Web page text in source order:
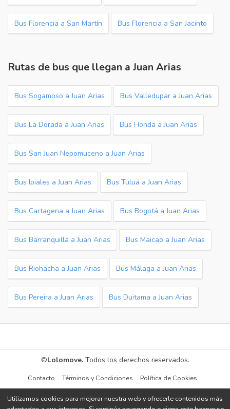
Bus Florencia a San Martín Bus Florencia a San Jacinto
Rutas de bus que llegan a Juan Arias
Bus Sogamoso a Juan Arias Bus Valledupar a Juan Arias
Bus La Dorada a Juan Arias Bus Honda a Juan Arias
Bus San Juan Nepomuceno a Juan Arias
Bus Ipiales a Juan Arias Bus Tuluá a Juan Arias
Bus Cartagena a Juan Arias Bus Bogotá a Juan Arias
Bus Barranquilla a Juan Arias Bus Maicao a Juan Arias
Bus Riohacha a Juan Arias Bus Málaga a Juan Arias
Bus Pereira a Juan Arias Bus Duitama a Juan Arias
Utilizamos cookies para mejorar nuestra web y ofrecerle contenidos más
©Lolomove. Todos los derechos reservados.
Contacto Términos y Condiciones Política de Cookies